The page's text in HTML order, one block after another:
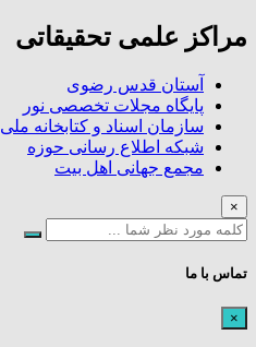
مراکز علمی تحقیقاتی
آستان قدس رضوی
پایگاه مجلات تخصصی نور
سازمان اسناد و کتابخانه ملی
شبکه اطلاع رسانی حوزه
مجمع جهانی اهل بیت
×
تماس با ما
×